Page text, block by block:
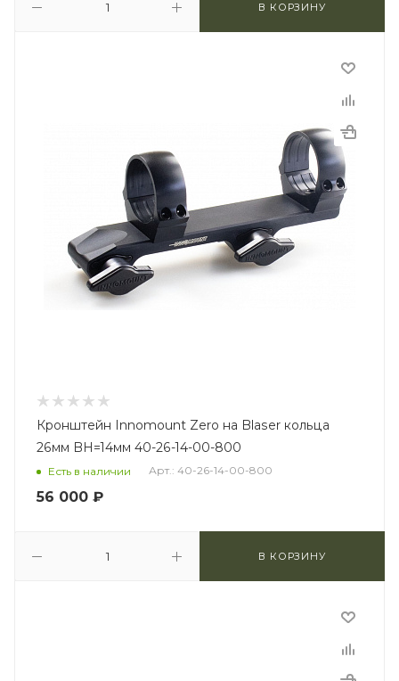
В КОРЗИНУ
Кронштейн Innomount Zero на Blaser кольца
26мм BH=14мм 40-26-14-00-800
Есть в наличии Арт.: 40-26-14-00-800
56 000 ₽
В КОРЗИНУ